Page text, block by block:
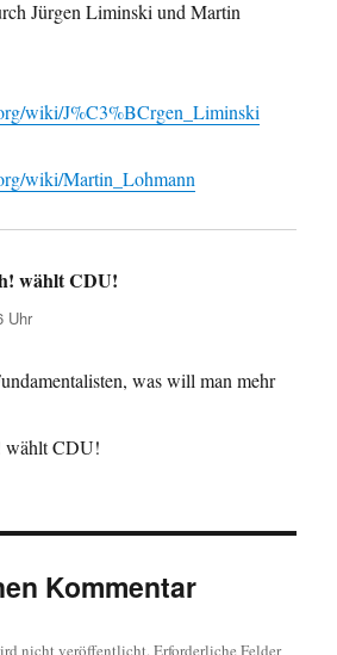
Jürgen Liminski und Martin
wiki/J%C3%BCrgen_Liminski
wiki/Martin_Lohmann
wählt CDU!
Uhr
was will man mehr
wählt CDU!
Kommentar
nicht veröffentlicht. Erforderliche Felder